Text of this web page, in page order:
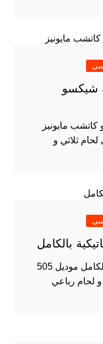
شيكسو
كاتشب مايونيز
بالكامل
آلة التغليف العمودية الأوتوماتيكية بالكامل موديل 505
لحام رباعي